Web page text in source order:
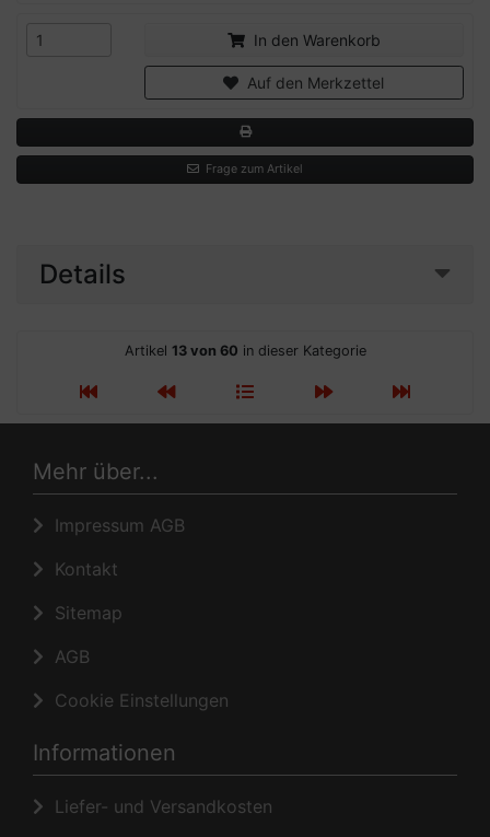
In den Warenkorb
Auf den Merkzettel
Frage zum Artikel
Details
Artikel 13 von 60 in dieser Kategorie
Mehr über...
Impressum AGB
Kontakt
Sitemap
AGB
Cookie Einstellungen
Informationen
Liefer- und Versandkosten